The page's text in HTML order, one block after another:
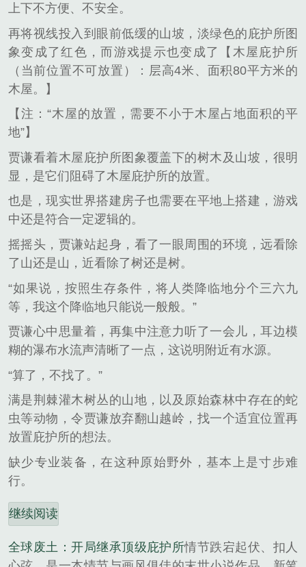
上下不方便、不安全。
再将视线投入到眼前低缓的山坡，淡绿色的庇护所图
象变成了红色，而游戏提示也变成了【木屋庇护所
（当前位置不可放置）：层高4米、面积80平方米的
木屋。】
【注：“木屋的放置，需要不小于木屋占地面积的平
地”】
贾谦看着木屋庇护所图象覆盖下的树木及山坡，很明
显，是它们阻碍了木屋庇护所的放置。
也是，现实世界搭建房子也需要在平地上搭建，游戏
中还是符合一定逻辑的。
摇摇头，贾谦站起身，看了一眼周围的环境，远看除
了山还是山，近看除了树还是树。
“如果说，按照生存条件，将人类降临地分个三六九
等，我这个降临地只能说一般般。”
贾谦心中思量着，再集中注意力听了一会儿，耳边模
糊的瀑布水流声清晰了一点，这说明附近有水源。
“算了，不找了。”
满是荆棘灌木树丛的山地，以及原始森林中存在的蛇
虫等动物，令贾谦放弃翻山越岭，找一个适宜位置再
放置庇护所的想法。
缺少专业装备，在这种原始野外，基本上是寸步难
行。
继续阅读
全球废土：开局继承顶级庇护所情节跌宕起伏、扣人